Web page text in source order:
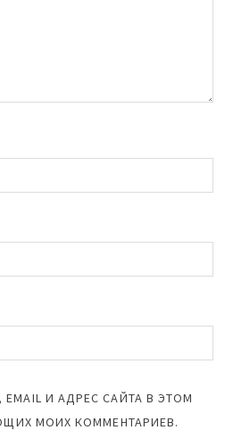
И АДРЕС САЙТА В ЭТОМ
МОИХ КОММЕНТАРИЕВ.